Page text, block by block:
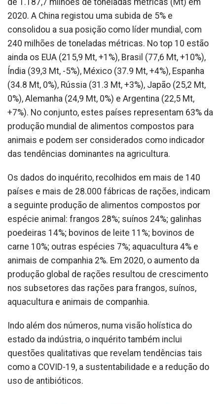
de 1.187,7 milhões de toneladas métricas (Mt) em
2020. A China registou uma subida de 5% e
consolidou a sua posição como líder mundial, com
240 milhões de toneladas métricas. No top 10 estão
ainda os EUA (215,9 Mt, +1%), Brasil (77,6 Mt, +10%),
Índia (39,3 Mt, -5%), México (37.9 Mt, +4%), Espanha
(34.8 Mt, 0%), Rússia (31.3 Mt, +3%), Japão (25,2 Mt,
0%), Alemanha (24,9 Mt, 0%) e Argentina (22,5 Mt,
+7%). No conjunto, estes países representam 63% da
produção mundial de alimentos compostos para
animais e podem ser considerados como indicador
das tendências dominantes na agricultura.
Os dados do inquérito, recolhidos em mais de 140
países e mais de 28.000 fábricas de rações, indicam
a seguinte produção de alimentos compostos por
espécie animal: frangos 28%; suínos 24%; galinhas
poedeiras 14%; bovinos de leite 11%; bovinos de
carne 10%; outras espécies 7%; aquacultura 4% e
animais de companhia 2%. Em 2020, o aumento da
produção global de rações resultou de crescimento
nos subsetores das rações para frangos, suínos,
aquacultura e animais de companhia.
Indo além dos números, numa visão holística do
estado da indústria, o inquérito também inclui
questões qualitativas que revelam tendências tais
como a COVID-19, a sustentabilidade e a redução do
uso de antibióticos.